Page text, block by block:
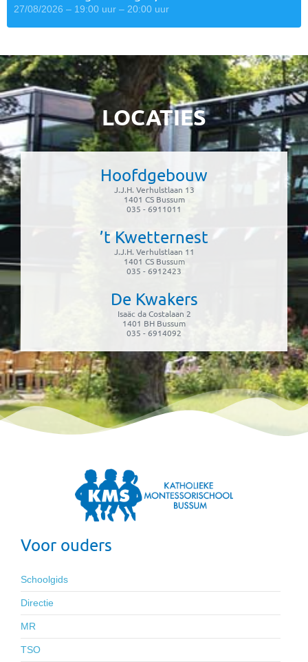
27/08/2026 – 19:00 uur – 20:00 uur
LOCATIES
Hoofdgebouw
J.J.H. Verhulstlaan 13
1401 CS Bussum
035 - 6911011
’t Kwetternest
J.J.H. Verhulstlaan 11
1401 CS Bussum
035 - 6912423
De Kwakers
Isaäc da Costalaan 2
1401 BH Bussum
035 - 6914092
Voor ouders
Schoolgids
Directie
MR
TSO